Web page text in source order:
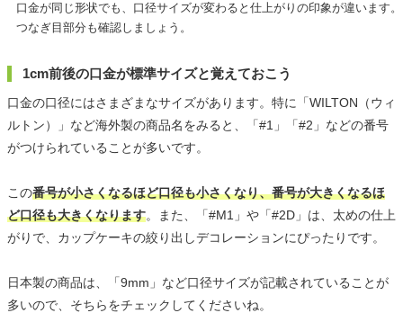
口金が同じ形状でも、口径サイズが変わると仕上がりの印象が違います。
つなぎ目部分も確認しましょう。
1cm前後の口金が標準サイズと覚えておこう
口金の口径にはさまざまなサイズがあります。特に「WILTON（ウィ
ルトン）」など海外製の商品名をみると、「#1」「#2」などの番号
がつけられていることが多いです。
この番号が小さくなるほど口径も小さくなり、番号が大きくなるほ
ど口径も大きくなります。また、「#M1」や「#2D」は、太めの仕上
がりで、カップケーキの絞り出しデコレーションにぴったりです。
日本製の商品は、「9mm」など口径サイズが記載されていることが
多いので、そちらをチェックしてくださいね。